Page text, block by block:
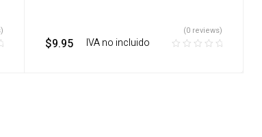
$9.95 ‎ ‎ ‎ IVA no incluido
(0 reviews)